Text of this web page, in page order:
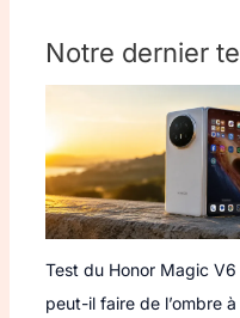
Notre dernier
Test du Honor Magic
peut-il faire de l’ombre